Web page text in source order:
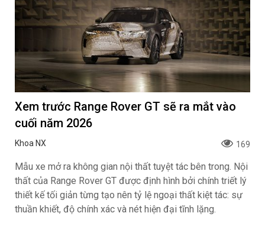
Xem trước Range Rover GT sẽ ra mắt vào
cuối năm 2026
Khoa NX 169
Mẫu xe mở ra không gian nội thất tuyệt tác bên trong. Nội
thất của Range Rover GT được định hình bởi chính triết lý
thiết kế tối giản từng tạo nên tỷ lệ ngoại thất kiệt tác: sự
thuần khiết, độ chính xác và nét hiện đại tĩnh lặng.